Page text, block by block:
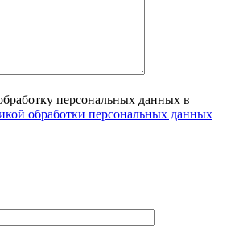
персональных данных в
обработки персональных данных